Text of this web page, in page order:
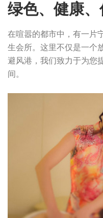
绿色、健康、
在喧嚣的都市中，有一片
生会所。这里不仅是一个
避风港，我们致力于为您
间。